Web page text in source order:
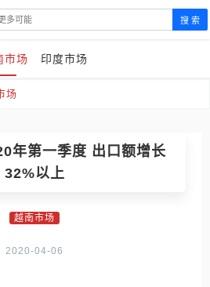
搜 索
市场 印度市场
场
年第一季度 出口额增长
32%以上
越南市场
2020-04-06